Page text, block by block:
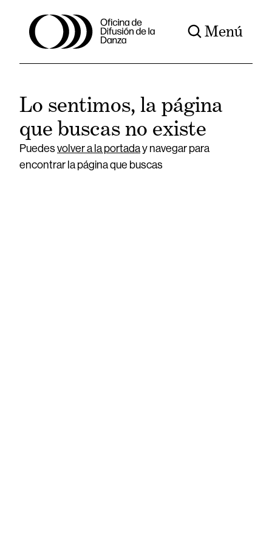
Menú
Lo sentimos, la página
que buscas no existe
Puedesvolver a la portaday navegar para
encontrar la página que buscas